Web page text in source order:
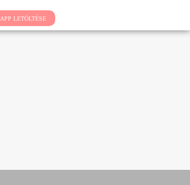
APP LETÖLTÉSE